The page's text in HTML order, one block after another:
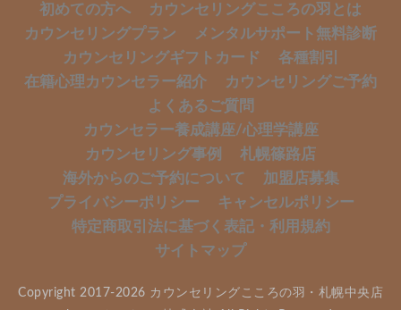
初めての方へ
カウンセリングこころの羽とは
カウンセリングプラン
メンタルサポート無料診断
カウンセリングギフトカード
各種割引
在籍心理カウンセラー紹介
カウンセリングご予約
よくあるご質問
カウンセラー養成講座/心理学講座
カウンセリング事例
札幌篠路店
海外からのご予約について
加盟店募集
プライバシーポリシー
キャンセルポリシー
特定商取引法に基づく表記・利用規約
サイトマップ
Copyright 2017-2026 カウンセリングこころの羽・札幌中央店